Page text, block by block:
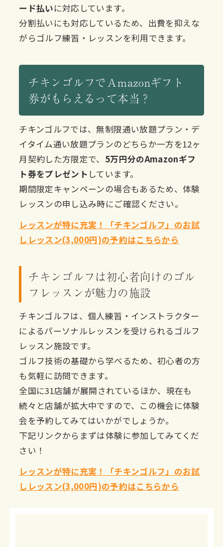
ード払いに対応しています。
分割払いにも対応しているため、出費を抑えな
がらゴルフ練習・レッスンを利用できます。
チキンゴルフでＡmazonギフト
券がもらえるって本当？
チキンゴルフでは、無制限通い放題プラン・デ
イタイム通い放題プランのどちらか一方を12ヶ
月契約した方限定で、 5万円分のAmazonギフ
ト券をプレゼント しています。
期間限定キャンペーンの場合もあるため、体験
レッスンの申し込み時にご確認ください。
レッスンが特に充実！「チキンゴルフ」のお試
しレッスン(3,000円)の予約はこちらから
チキンゴルフは初心者向けのゴル
フレッスンが魅力の施設
チキンゴルフは、個人練習・インストラクター
によるパーソナルレッスンを受けられるゴルフ
レッスン施設です。
ゴルフ技術の基礎から学べるため、初心者の方
も気軽に訪問できます。
全国に31店舗が展開されているほか、現在も
続々と店舗が拡大中ですので、この機会に体験
会を予約してみてはいかがでしょうか。
下記リンクからまずは体験に参加してみてくだ
さい！
レッスンが特に充実！「チキンゴルフ」のお試
しレッスン(3,000円)の予約はこちらから